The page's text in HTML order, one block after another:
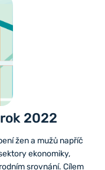
2022
žen a mužů napříč
ekonomiky,
srovnání. Cílem